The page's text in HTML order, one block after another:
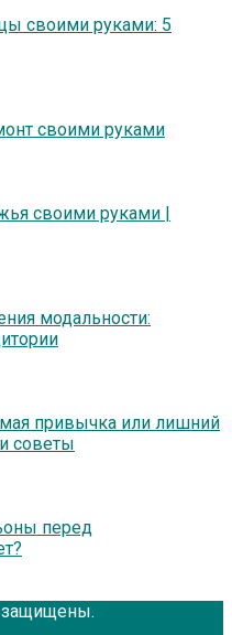
своими руками: 5
своими руками
своими руками |
модальности:
привычка или лишний
советы
перед
защищены.